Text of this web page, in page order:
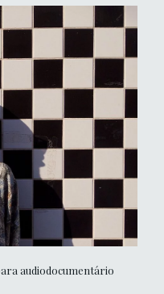
audiodocumentário